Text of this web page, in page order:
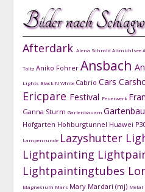
Bilder nach
Afterdark Alena Schmid Altmühlsee
Toltz Aniko Fohrer Ansbach
Lights Black N White Cabrio Cars
Ericpare Festival Feuerwerk
Ganna Sturm Gartenbauam
Hofgarten Hohburgtunnel Huawei
Lampenrunde Lazyshutter
Lightpainting
Lightpaintingtubes
Magnesium Mars Mary Mardari (mj) Metal